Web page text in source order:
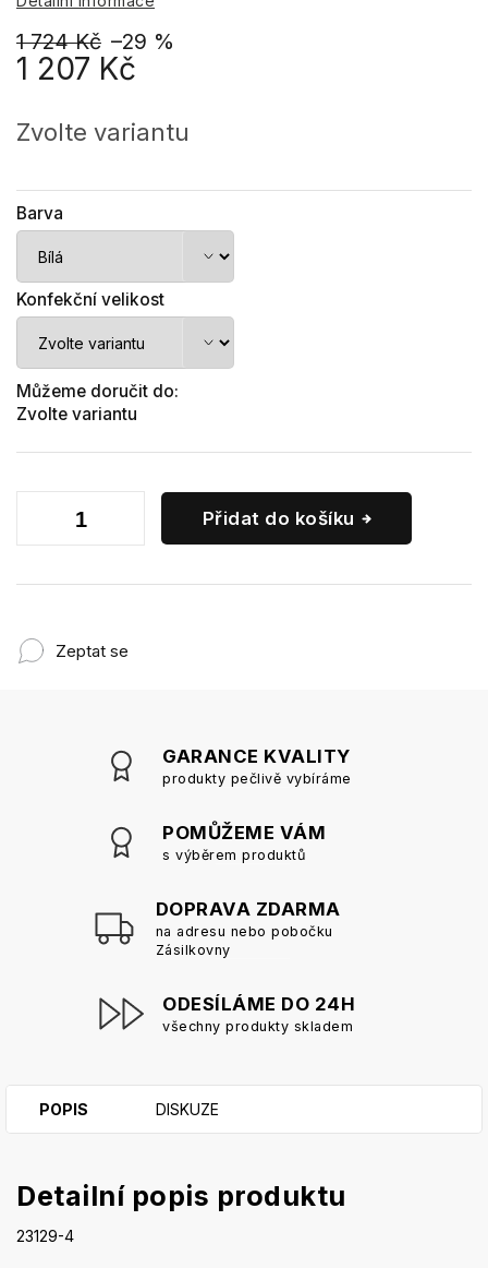
1 724 Kč –29 %
1 207 Kč
cena:
Zvolte variantu
Barva
Konfekční velikost
Můžeme doručit do:
Zvolte variantu
Přidat do košíku
Zeptat se
GARANCE KVALITY
produkty pečlivě vybíráme
POMŮŽEME VÁM
s výběrem produktů
DOPRAVA ZDARMA
na adresu nebo pobočku
Zásilkovny
ODESÍLÁME DO 24H
všechny produkty skladem
POPIS DISKUZE
Detailní popis produktu
23129-4